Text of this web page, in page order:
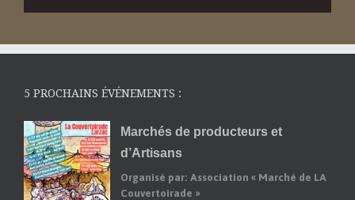
5 PROCHAINS ÉVÉNEMENTS :
Marchés de producteurs et
d’Artisans
Organisé par: Association « Marché de LA
Couvertoirade »